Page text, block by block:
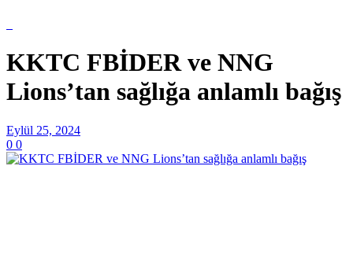
KKTC FBİDER ve NNG
Lions’tan sağlığa anlamlı bağış
Eylül 25, 2024
0 0